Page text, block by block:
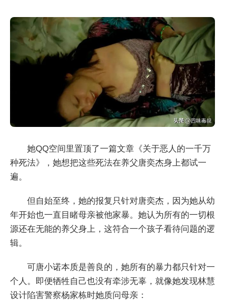
她QQ空间里置顶了一篇文章《关于恶人的一千万
种死法》，她想把这些死法在养父唐奕杰身上都试一
遍。
但自始至终，她的报复只针对唐奕杰，因为她从幼
年开始也一直目睹母亲被他家暴。她认为所有的一切根
源还在无能的养父身上，这符合一个孩子看待问题的逻
辑。
可唐小诺本质是善良的，她所有的暴力都只针对一
个人。即便牺牲自己也没有牵涉无辜，就像她发现林慧
设计陷害警察杨家栋时她质问母亲：